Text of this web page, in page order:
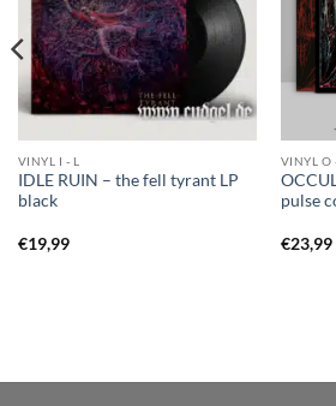
VINYL I - L
IDLE RUIN – the fell tyrant LP
black
€19,99
VINYL O
pulse
€23,99